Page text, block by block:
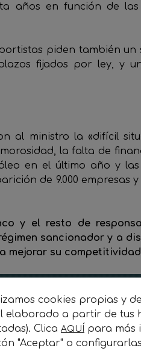
años en función de las
piden también
fijados por ley, y
al ministro la «difícil
la falta de
en el último año y las
de 9.000 empresas
y el resto de
sancionador y a
mejorar su
con el sector para fijar
cookies propias y
elaborado a partir de tus
Clica AQUÍ para más
"Aceptar" o